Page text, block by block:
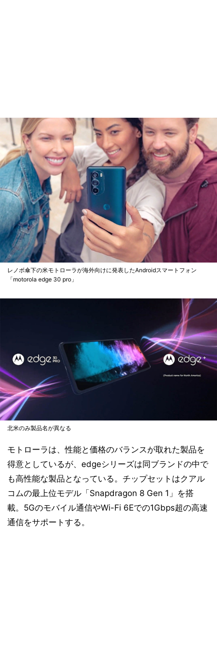
レノボ傘下の米モトローラが海外向けに発表したAndroidスマートフォン
「motorola edge 30 pro」
北米のみ製品名が異なる
モトローラは、性能と価格のバランスが取れた製品を
得意としているが、edgeシリーズは同ブランドの中で
も高性能な製品となっている。チップセットはクアル
コムの最上位モデル「Snapdragon 8 Gen 1」を搭
載。5Gのモバイル通信やWi-Fi 6Eでの1Gbps超の高速
通信をサポートする。